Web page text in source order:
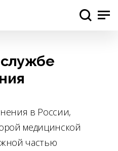
в России,
медицинской
частью